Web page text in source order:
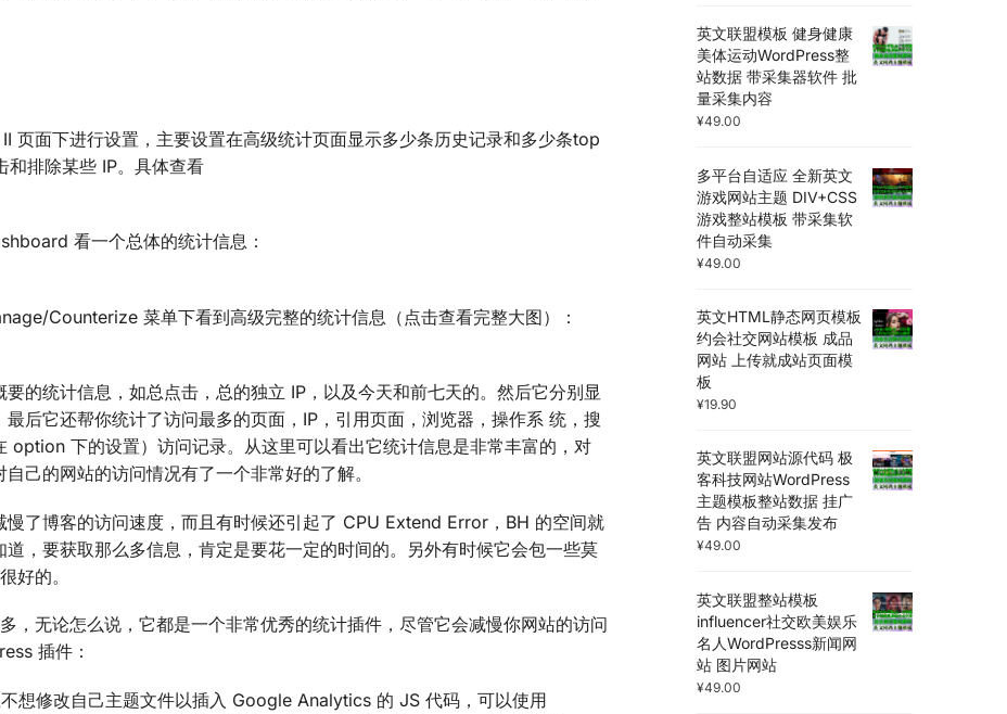
面下进行设置，主要设置在高级统计页面显示多少条历史记录和多少条top
和排除某些 IP。具体查看
看一个总体的统计信息：
Counterize 菜单下看到高级完整的统计信息（点击查看完整大图）：
的统计信息，如总点击，总的独立 IP，以及今天和前七天的。然后它分别显
后它还帮你统计了访问最多的页面，IP，引用页面，浏览器，操作系 统，搜
option 下的设置）访问记录。从这里可以看出它统计信息是非常丰富的，对
己的网站的访问情况有了一个非常好的了解。
了博客的访问速度，而且有时候还引起了 CPU Extend Error，BH 的空间就
，要获取那么多信息，肯定是要花一定的时间的。另外有时候它会包一些莫
好的。
，无论怎么说，它都是一个非常优秀的统计插件，尽管它会减慢你网站的访问
插件：
想修改自己主题文件以插入 Google Analytics 的 JS 代码，可以使用
英文联盟模板 健身健康
美体运动WordPress整
站数据 带采集器软件 批
量采集内容
¥49.00
多平台自适应 全新英文
游戏网站主题 DIV+CSS
游戏整站模板 带采集软
件自动采集
¥49.00
英文HTML静态网页模板
约会社交网站模板 成品
网站 上传就成站页面模
板
¥19.90
英文联盟网站源代码 极
客科技网站WordPress
主题模板整站数据 挂广
告 内容自动采集发布
¥49.00
英文联盟整站模板
influencer社交欧美娱乐
名人WordPresss新闻网
站 图片网站
¥49.00